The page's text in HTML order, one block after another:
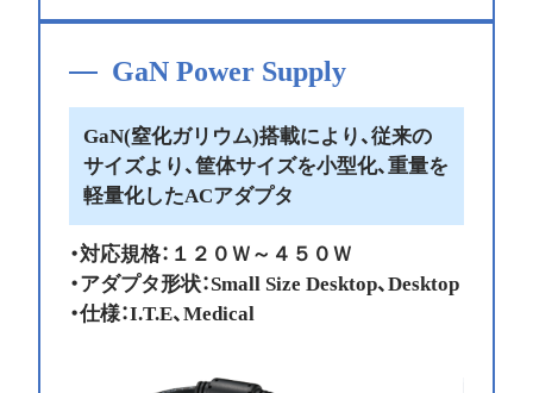
GaN Power Supply
GaN(窒化ガリウム)搭載により、従来の
サイズより、筐体サイズを小型化、重量を
軽量化したACアダプタ
・対応規格：１２０Ｗ～４５０Ｗ
・アダプタ形状：Small Size Desktop、Desktop
・仕様：I.T.E、Medical